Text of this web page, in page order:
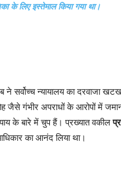
के लिए इस्तेमाल किया गया था।
ने सर्वोच्च न्यायालय का दरवाजा
जैसे गंभीर अपराधों के आरोपों में
के बारे में चुप हैं। प्रख्यात वकील
का आनंद लिया था।